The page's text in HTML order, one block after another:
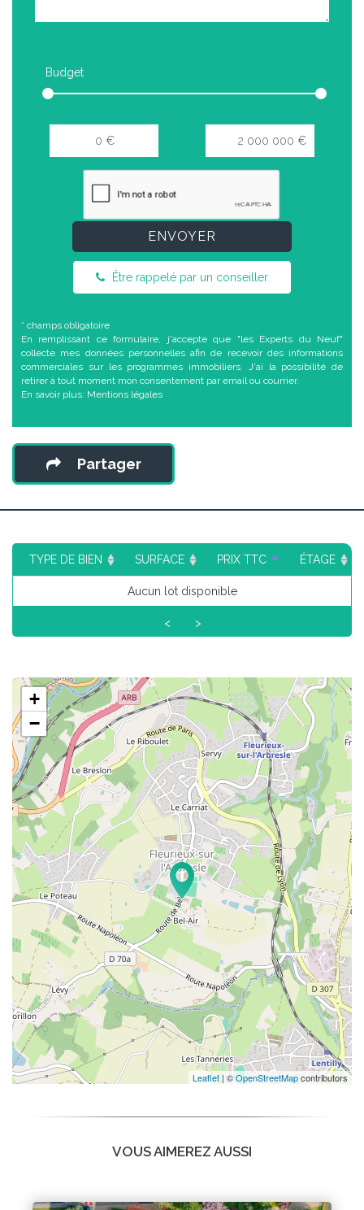
Budget
ENVOYER
Être rappelé par un conseiller
* champs obligatoire
En remplissant ce formulaire, j'accepte que "les Experts du Neuf"
collecte mes données personnelles afin de recevoir des informations
commerciales sur les programmes immobiliers. J'ai la possibilité de
retirer à tout moment mon consentement par email ou courrier.
En savoir plus: Mentions légales
Partager
TYPE DE BIEN SURFACE PRIX TTC ÉTAGE
Aucun lot disponible
< >
+
−
Leaflet| ©OpenStreetMapcontributors
VOUS AIMEREZ AUSSI